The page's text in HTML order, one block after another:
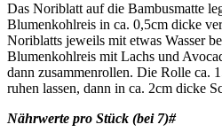
Das Noriblatt auf die Bambusmatte
Blumenkohlreis in ca. 0,5cm dicke
Noriblatts jeweils mit etwas Wasser
Blumenkohlreis mit Lachs und
dann zusammenrollen. Die Rolle ca.
ruhen lassen, dann in ca. 2cm dicke
Nährwerte pro Stück (bei 7)#